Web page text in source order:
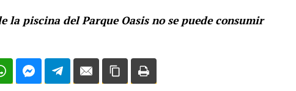
la piscina del Parque Oasis no se puede consumir